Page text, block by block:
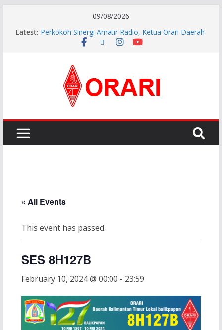
09/08/2026
Latest: Perkokoh Sinergi Amatir Radio, Ketua Orari Daerah
Riau Beserta Jajaran Hadiri Muslok III Bengkalis
Kebencanaan dan Sosial.
INDONESIA AWARD 2026
APG27-3 ( The 3rd Meeting of the APT Conference
Preparatory Group for WRC-27 )
Lokal Bengkalis 2026–2029, Dikukuhkan Langsung
« All Events
This event has passed.
SES 8H127B
February 10, 2024 @ 00:00 - 23:59